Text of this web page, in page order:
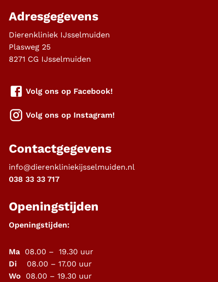
Adresgegevens
Dierenkliniek IJsselmuiden
Plasweg 25
8271 CG IJsselmuiden
Volg ons op Facebook!
Volg ons op Instagram!
Contactgegevens
info@dierenkliniekijsselmuiden.nl
038 33 33 717
Openingstijden
Openingstijden:
Ma 08.00 – 19.30 uur
Di 08.00 – 17.00 uur
Wo
08.00 – 19.30 uur